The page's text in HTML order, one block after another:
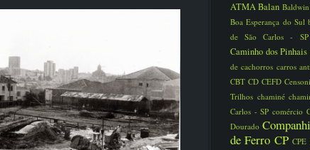
ATMABalan Baldwin
Boa Esperança do Sul
de São Carlos - SP
Caminho dos Pinhais
de cachorros carros
CBT CD CEFD Censoni
Trilhos chaminé
Carlos - SP comércio
Dourado
de Ferro CPCPE